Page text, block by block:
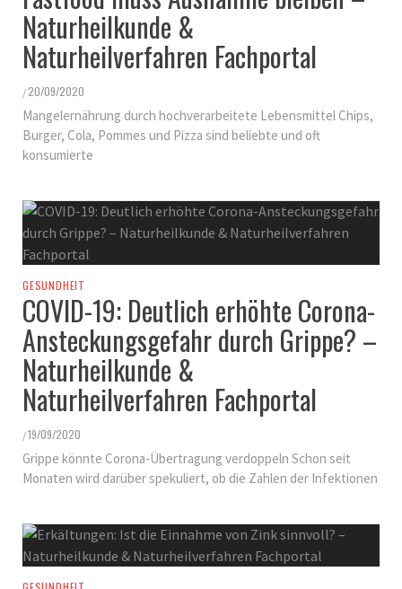
Naturheilkunde &
Naturheilverfahren Fachportal
/ 20/09/2020
Mangelernährung durch hochverarbeitete Lebensmittel Chips,
Burger, Cola, Pommes und Pizza sind beliebte und oft
konsumierte
GESUNDHEIT
COVID-19: Deutlich erhöhte Corona-
Ansteckungsgefahr durch Grippe? –
Naturheilkunde &
Naturheilverfahren Fachportal
/19/09/2020
Grippe könnte Corona-Übertragung verdoppeln Schon seit
Monaten wird darüber spekuliert, ob die Zahlen der Infektionen